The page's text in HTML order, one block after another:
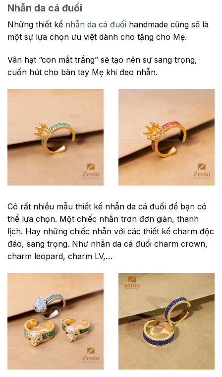
Nhẫn da cá đuối
Những thiết kế nhẫn da cá đuối handmade cũng sẽ là
một sự lựa chọn ưu việt dành cho tặng cho Mẹ.
Vân hạt “con mắt trắng” sẽ tạo nên sự sang trọng,
cuốn hút cho bàn tay Mẹ khi đeo nhẫn.
Có rất nhiều mẫu thiết kế nhẫn da cá đuối để bạn có
thể lựa chọn. Một chiếc nhẫn trơn đơn giản, thanh
lịch. Hay những chiếc nhẫn với các thiết kế charm độc
đáo, sang trọng. Như nhẫn da cá đuối charm crown,
charm leopard, charm LV,…